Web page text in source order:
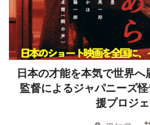
日本の才能を本気で世界へ
監督によるジャパニーズ怪
援プロジ